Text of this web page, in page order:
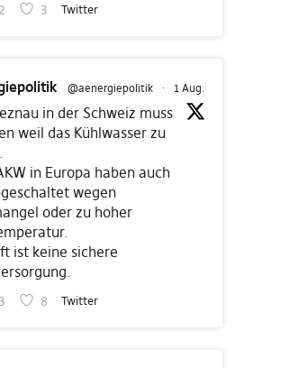
2 3 Twitter
@aenergiepolitik · 1 Aug.
in der Schweiz muss
weil das Kühlwasser zu
in Europa haben auch
wegen
oder zu hoher
ist keine sichere
3 8 Twitter